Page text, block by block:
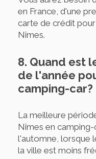
en France, d'une
carte de crédit
Nîmes.
8. Quand est
de l'année
camping-car?
La meilleure
Nîmes en
l'automne, lorsque
la ville est moins